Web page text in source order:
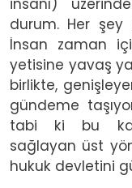
insanı)
durum. Her
İnsan zaman
yetisine yavaş
birlikte,
gündeme
tabi ki bu
sağlayan üst
hukuk devletini